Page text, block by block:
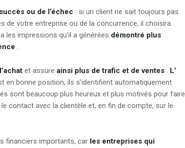
ou de l’échec : si un client ne sait toujours pas
de votre entreprise ou de la concurrence, il choisira
les impressions qu’il a générées démontré plus
.
et assure ainsi plus de trafic et de ventes . L’
en bonne position, ils s’identifient automatiquement
sont beaucoup plus heureux et plus motivés pour faire
contact avec la clientèle et, en fin de compte, sur le
financiers importants, car les entreprises qui